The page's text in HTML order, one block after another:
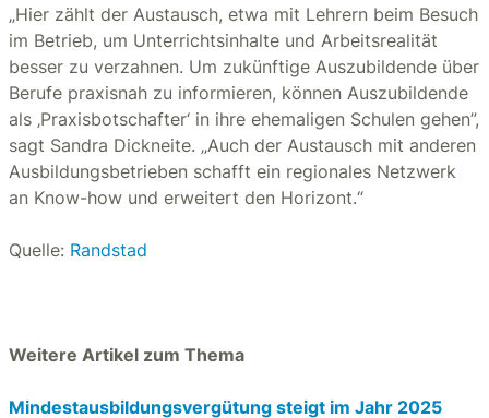
„Hier zählt der Austausch, etwa mit Lehrern beim Besuch
im Betrieb, um Unterrichtsinhalte und Arbeitsrealität
besser zu verzahnen. Um zukünftige Auszubildende über
Berufe praxisnah zu informieren, können Auszubildende
als ‚Praxisbotschafter‘ in ihre ehemaligen Schulen gehen”,
sagt Sandra Dickneite. „Auch der Austausch mit anderen
Ausbildungsbetrieben schafft ein regionales Netzwerk
an Know-how und erweitert den Horizont.“
Quelle: Randstad
Weitere Artikel zum Thema
Mindestausbildungsvergütung steigt im Jahr 2025